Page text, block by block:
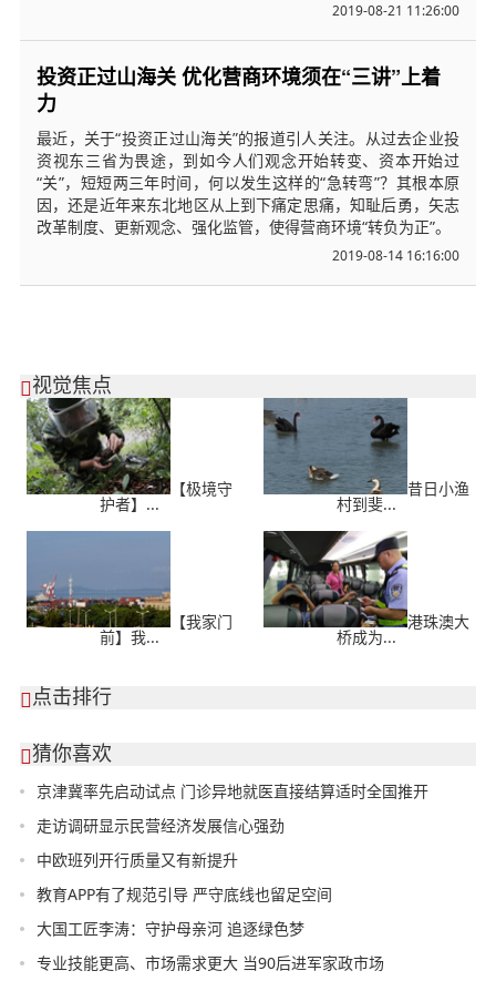
2019-08-21 11:26:00
投资正过山海关 优化营商环境须在“三讲”上着
力
最近，关于“投资正过山海关”的报道引人关注。从过去企业投
资视东三省为畏途，到如今人们观念开始转变、资本开始过
“关”，短短两三年时间，何以发生这样的“急转弯”？其根本原
因，还是近年来东北地区从上到下痛定思痛，知耻后勇，矢志
改革制度、更新观念、强化监管，使得营商环境“转负为正”。
2019-08-14 16:16:00
视觉焦点
【极境守
护者】...
昔日小渔
村到斐...
【我家门
前】我...
港珠澳大
桥成为...
点击排行
猜你喜欢
京津冀率先启动试点 门诊异地就医直接结算适时全国推开
走访调研显示民营经济发展信心强劲
中欧班列开行质量又有新提升
教育APP有了规范引导 严守底线也留足空间
大国工匠李涛：守护母亲河 追逐绿色梦
专业技能更高、市场需求更大 当90后进军家政市场